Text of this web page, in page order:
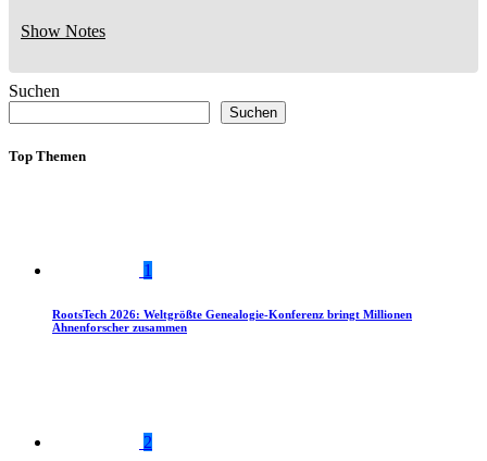
Show Notes
Suchen
Suchen
Top Themen
1
RootsTech 2026: Weltgrößte Genealogie-Konferenz bringt Millionen
Ahnenforscher zusammen
2